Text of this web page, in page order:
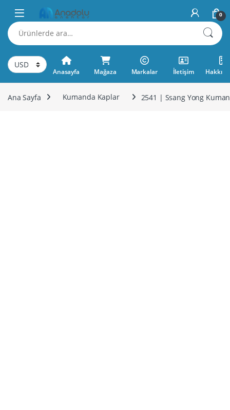
Skip to navigation
Skip to content
0
Ara:
Anasayfa Mağaza Markalar İletişim
Ana Sayfa Kumanda Kaplar 2541 | Ssang Yong